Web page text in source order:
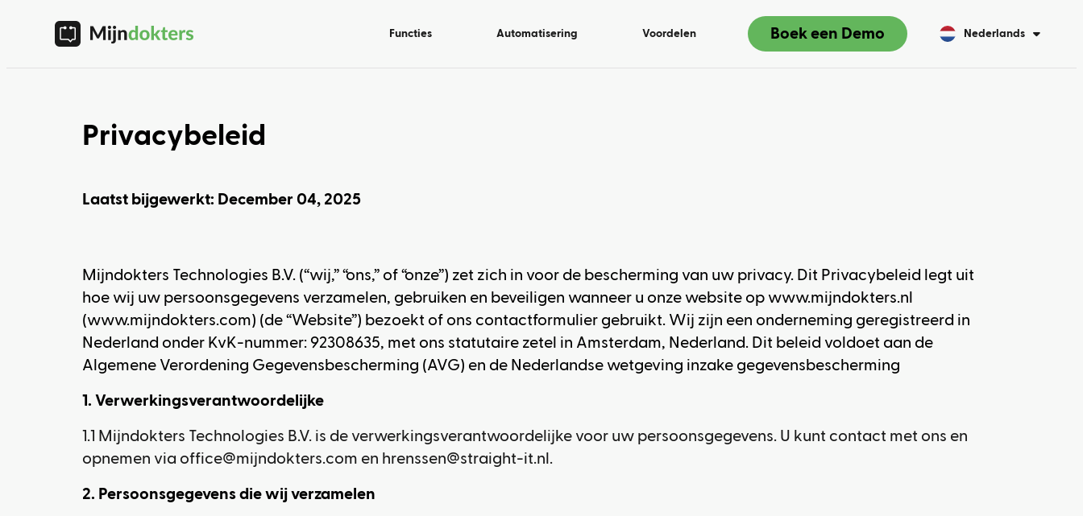
Functies Automatisering Voordelen Boek een Demo Nederlands
English
Privacybeleid
Laatst bijgewerkt: December 04, 2025
Mijndokters Technologies B.V. (“wij,” “ons,” of “onze”) zet zich in voor de bescherming van uw privacy. Dit Privacybeleid legt uit
hoe wij uw persoonsgegevens verzamelen, gebruiken en beveiligen wanneer u onze website op www.mijndokters.nl
(www.mijndokters.com) (de “Website”) bezoekt of ons contactformulier gebruikt. Wij zijn een onderneming geregistreerd in
Nederland onder KvK-nummer: 92308635, met ons statutaire zetel in Amsterdam, Nederland. Dit beleid voldoet aan de
Algemene Verordening Gegevensbescherming (AVG) en de Nederlandse wetgeving inzake gegevensbescherming
1. Verwerkingsverantwoordelijke
1.1 Mijndokters Technologies B.V. is de verwerkingsverantwoordelijke voor uw persoonsgegevens. U kunt contact met ons en
opnemen via office@mijndokters.com en hrenssen@straight-it.nl .
2. Persoonsgegevens die wij verzamelen